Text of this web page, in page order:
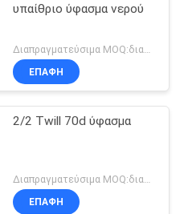
υπαίθριο ύφασμα νερού
ΕΠΑΦΉ
2/2 Twill 70d ύφασμα
Διαπραγματεύσιμα MOQ:διαπραγμάτευση
ΕΠΑΦΉ